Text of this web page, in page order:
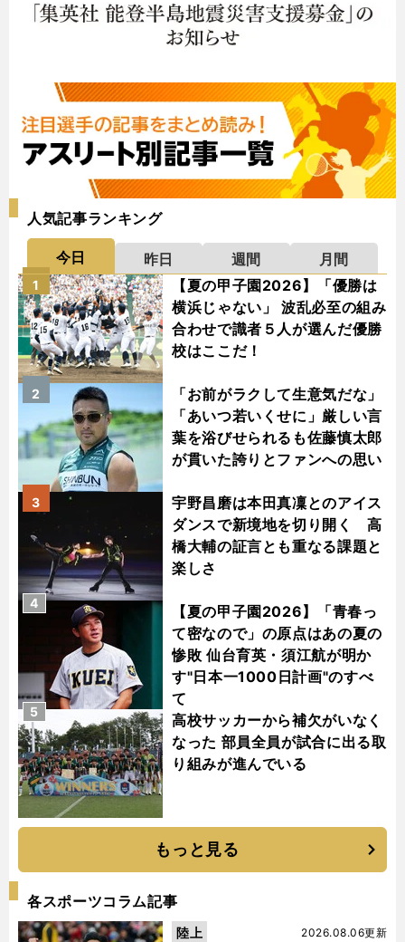
人気記事ランキング
今日 昨日 週間
月間
【夏の甲子園2026】「優勝は
横浜じゃない」 波乱必至の組み
合わせで識者５人が選んだ優勝
校はここだ！
1
「お前がラクして生意気だな」
「あいつ若いくせに」厳しい言
葉を浴びせられるも佐藤慎太郎
が貫いた誇りとファンへの思い
2
宇野昌磨は本田真凜とのアイス
ダンスで新境地を切り開く 高
橋大輔の証言とも重なる課題と
楽しさ
3
【夏の甲子園2026】「青春っ
て密なので」の原点はあの夏の
惨敗 仙台育英・須江航が明か
す"日本一1000日計画"のすべ
て
4
高校サッカーから補欠がいなく
なった 部員全員が試合に出る取
り組みが進んでいる
5
もっと見る
各スポーツコラム記事
2026.08.06更新
陸上